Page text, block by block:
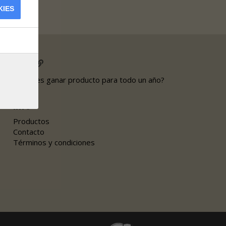
¿Quieres ganar producto para todo un año?
Info
Productos
Contacto
Términos y condiciones